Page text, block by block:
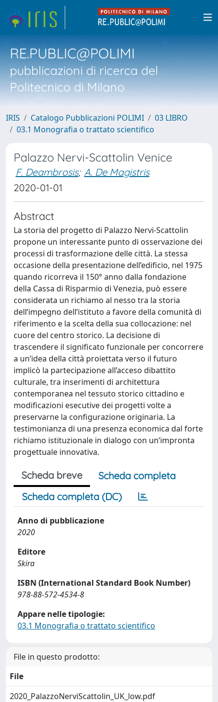
RE.PUBLIC@POLIMI
pubblicazioni di ricerca del
Politecnico di Milano
IRIS Catalogo Pubblicazioni POLIMI
03 LIBRO
03.1 Monografia o trattato scientifico
Palazzo Nervi-Scattolin Venice
F. Deambrosis; A. De Magistris
2020-01-01
Abstract
La storia del progetto di Palazzo Nervi-Scattolin
propone un interessante punto di osservazione dei
processi di trasformazione delle città. La stessa
occasione della presentazione dell’edificio, nel 1975
quando ricorreva il 150° anno dalla fondazione
della Cassa di Risparmio di Venezia, può essere
considerata un richiamo al nesso tra la storia
dell’impegno dell’istituto a favore della comunità di
riferimento e la scelta della sua collocazione: nel
cuore del centro storico. La decisione di
trascendere il significato funzionale per concorrere
a un’idea della città proiettata verso il futuro
implicò la partecipazione all’acceso dibattito
culturale, tra inserimenti di architettura
contemporanea nel tessuto storico cittadino e
modificazioni esecutive dei progetti volte a
preservarne la configurazione originaria. La
testimonianza di una presenza economica dal forte
richiamo istituzionale in dialogo con un’impronta
progettuale innovativa.
Scheda breve
Scheda completa
Scheda completa (DC)
Anno di pubblicazione
2020
Editore
Skira
ISBN (International Standard Book Number)
978-88-572-4534-8
Appare nelle tipologie:
03.1 Monografia o trattato scientifico
File in questo prodotto:
File
2020_PalazzoNerviScattolin_UK_low.pdf